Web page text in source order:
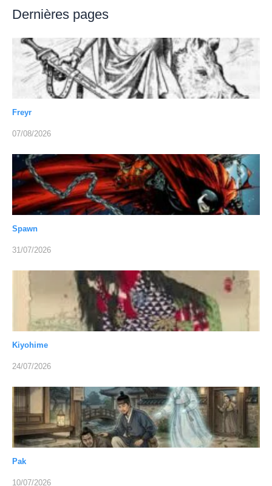
Dernières pages
Freyr
07/08/2026
Spawn
31/07/2026
Kiyohime
24/07/2026
Pak
10/07/2026